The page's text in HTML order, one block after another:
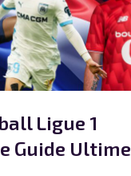
Ligue 1
Guide Ultime